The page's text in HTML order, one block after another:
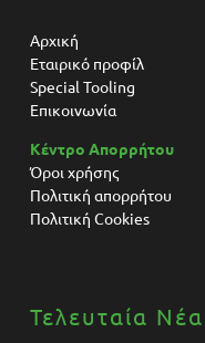
Αρχική
Εταιρικό προφίλ
Special Tooling
Επικοινωνία
Κέντρο Απορρήτου
Όροι χρήσης
Πολιτική απορρήτου
Πολιτική Cookies
Τελευταία Νέα